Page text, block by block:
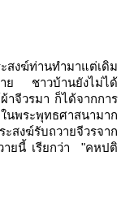
สงฆ์ท่านทำมาแต่เดิม
ย ชาวบ้านยังไม่ได้
าจีวรมา ก็ได้จากการ
นพระพุทธศาสนามาก
สงฆ์รับถวายจีวรจาก
ยนี้ เรียกว่า
"คหปติ